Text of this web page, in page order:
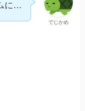
でじかめ
に…